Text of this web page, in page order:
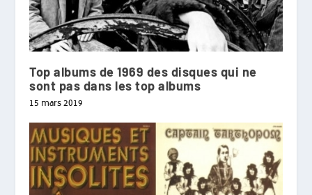
Top albums de 1969 des disques qui ne
sont pas dans les top albums
15 mars 2019